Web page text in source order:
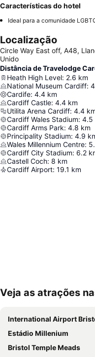
Características do hotel
Localização
Circle Way East off, A48,
Unido
Distância de Travelodge
Heath High Level: 2.6 km
National Museum Cardiff: 4
Cardife: 4.4 km
Cardiff Castle: 4.4 km
Utilita Arena Cardiff: 4.4
Cardiff Wales Stadium: 4.5
Cardiff Arms Park: 4.8 km
Principality Stadium: 4.9
Wales Millennium Centre:
Cardiff City Stadium: 6.2
Castell Coch: 8 km
Cardiff Airport: 19.1 km
Ampliar mapa
Veja as atrações
International Airport
Estádio Millenium
Bristol Temple Meads